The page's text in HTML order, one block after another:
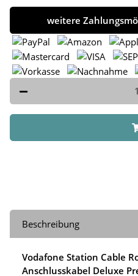
weitere
Beschreibung
Vodafone Station Cable
Anschlusskabel Deluxe